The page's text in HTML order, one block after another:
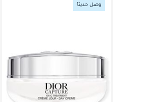
وصل حديثاً